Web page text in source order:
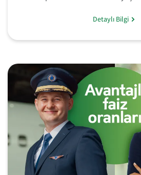
Detaylı Bilgi